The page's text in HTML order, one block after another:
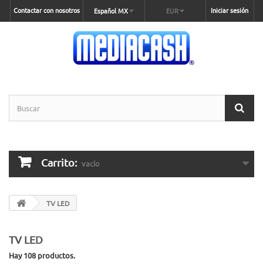
Iniciar sesión
EUR
Español MX
Contactar con nosotros
Carrito: vacío
TV LED
TV LED
Hay 108 productos.